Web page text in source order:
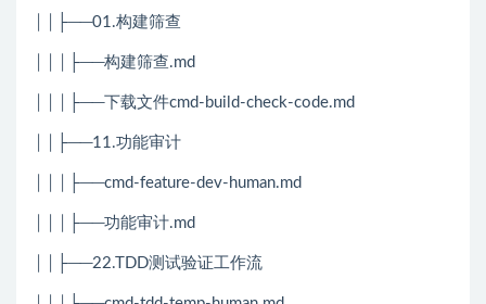
││├──01.构建筛查
│││├──构建筛查.md
│││├──下载文件cmd-build-check-code.md
││├──11.功能审计
│││├──cmd-feature-dev-human.md
│││├──功能审计.md
││├──22.TDD测试验证工作流